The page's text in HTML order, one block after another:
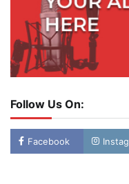
Follow Us On:
Facebook